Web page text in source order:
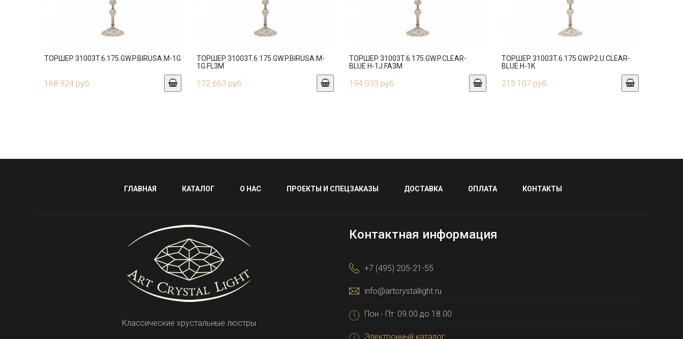
ТОРШЕР 31003T.6.175.GW.P.BIRUSA.M-1G
168 924 руб.
ТОРШЕР 31003T.6.175.GW.P.BIRUSA.M-
1G.FL3M
172 663 руб.
ТОРШЕР 31003T.6.175.GW.P.CLEAR-
BLUE.H-1J.FA3M
194 033 руб.
ТОРШЕР 31003T.6.175.GW.P2.U.CLEAR-
BLUE.H-1K
215 107 руб.
ГЛАВНАЯ КАТАЛОГ О НАС ПРОЕКТЫ И СПЕЦЗАКАЗЫ ДОСТАВКА ОПЛАТА КОНТАКТЫ
Классические хрустальные люстры
Контактная информация
+7 (495) 205-21-55
info@artcrystallight.ru
Пон - Пт: 09.00 до 18.00
Электронный каталог